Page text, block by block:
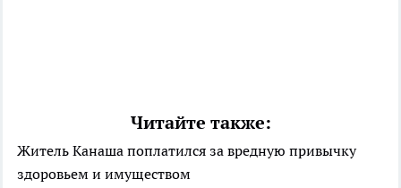
Читайте также:
Житель Канаша поплатился за вредную привычку
здоровьем и имуществом